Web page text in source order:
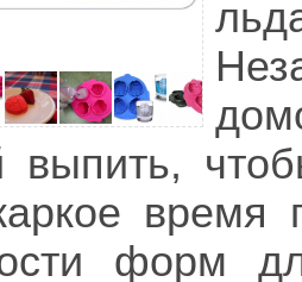
выпить,
время
форм